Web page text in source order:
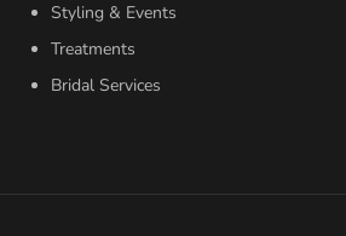
Styling & Events
Treatments
Bridal Services